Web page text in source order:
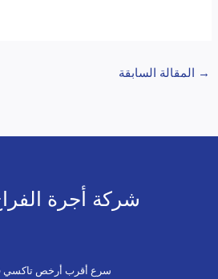
→ المقالة السابقة
شركة أجرة
سرع أقرب أرخص تاكسي